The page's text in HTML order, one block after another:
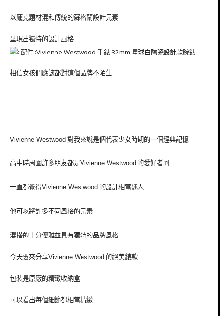
以龐克題材混和傳統的蘇格蘭設計元素
呈現出獨特的設計風格
相信女孩們應該都對這個品牌不陌生
Vivienne Westwood 對我來說是個代表少女時期的一個經典記憶
高中時周圍許多朋友都是Vivienne Westwood 的愛好者阿
一直都覺得Vivienne Westwood 的設計相當迷人
他可以將許多不同風格的元素
混搭的十分優雅並具有獨特的品牌風格
今天要來分享Vivienne Westwood 的絕美錶款
包裝是原廠的精緻收納盒
可以看出每個細節都相當精緻